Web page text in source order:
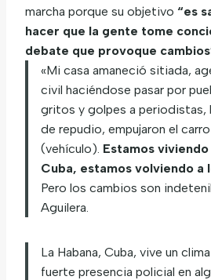
marcha porque su objetivo “es
hacer que la gente tome
debate que provoque
«Mi casa amaneció sitiada,
civil haciéndose pasar por
gritos y golpes a periodistas,
de repudio, empujaron el carro
(vehículo). Estamos
Cuba, estamos volviendo a
Pero los cambios son
Aguilera.
La Habana, Cuba, vive un
fuerte presencia policial en